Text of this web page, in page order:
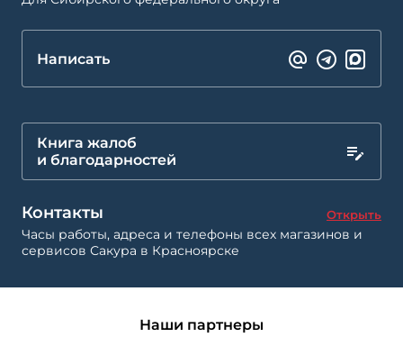
Написать
Книга жалоб
и благодарностей
Контакты Открыть
Часы работы, адреса и телефоны всех магазинов и
сервисов Сакура в Красноярске
Наши партнеры